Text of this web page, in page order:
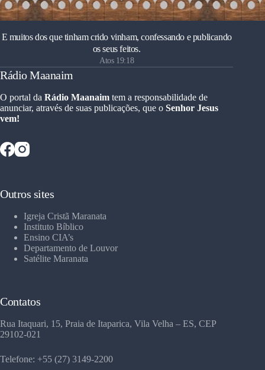
E muitos dos que tinham crido vinham, confessando e publicando
os seus feitos.
Atos 19:18
Rádio Maanaim
O portal da Rádio Maanaim tem a responsabilidade de
anunciar, através de suas publicações, que o Senhor Jesus
vem!
Outros sites
Igreja Cristã Maranata
Instituto Bíblico
Ensino CIA’s
Departamento de Louvor
Satélite Maranata
Contatos
Rua Itaquari, 15, Praia de Itaparica, Vila Velha – ES, CEP
29102-021
Telefone: +55 (27) 3149-2200